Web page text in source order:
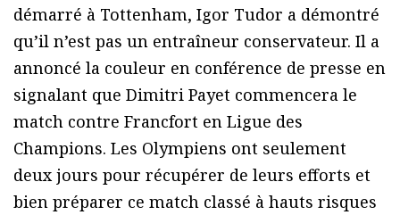
démarré à Tottenham, Igor Tudor a démontré
qu’il n’est pas un entraîneur conservateur. Il a
annoncé la couleur en conférence de presse en
signalant que Dimitri Payet commencera le
match contre Francfort en Ligue des
Champions. Les Olympiens ont seulement
deux jours pour récupérer de leurs efforts et
bien préparer ce match classé à hauts risques